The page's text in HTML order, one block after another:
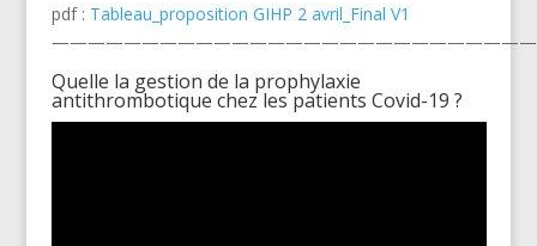
pdf : Tableau_proposition GIHP 2 avril_Final V1
Quelle la gestion de la prophylaxie
antithrombotique chez les patients Covid-19 ?